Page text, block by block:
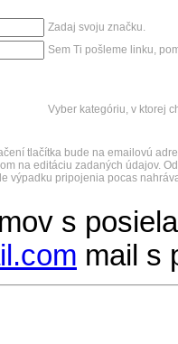
Zadaj svoju značku.
Sem Ti pošleme linku,
Vyber kategóriu, v ktorej
tlačítka bude na emailovú
na editáciu zadaných údajov.
výpadku pripojenia pocas
s
mail s